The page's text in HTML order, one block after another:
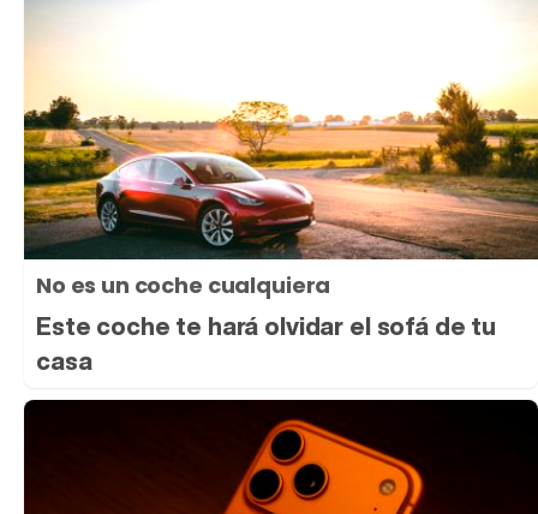
No es un coche cualquiera
Este coche te hará olvidar el sofá de tu
casa